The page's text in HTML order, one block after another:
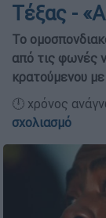
Τέξας -
Το
από τις φωνές
κρατούμενου
🕛 χρόνος
σχολιασμό